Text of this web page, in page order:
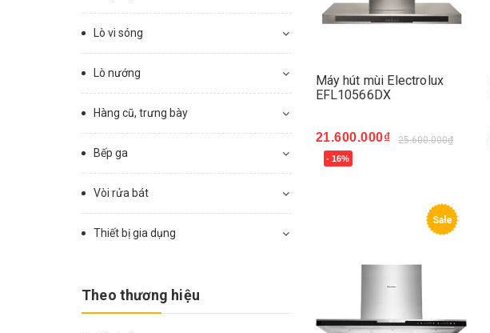
Máy hút mùi Electrolux
EFL10566DX
21.600.000₫ 25.600.000₫
- 16%
Mua ngay
Sale
Lò vi sóng
Lò nướng
Hàng cũ, trưng bày
Bếp ga
Vòi rửa bát
Thiết bị gia dụng
Theo thương hiệu